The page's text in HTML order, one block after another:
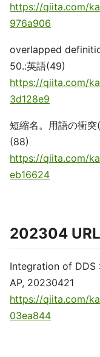
https://qiita.com/
976a906
overlapped
50.:英語(49)
https://qiita.com/
3d128e9
短縮名。用語の衝
(88)
https://qiita.com/
eb16624
202304
Integration of DDS
AP, 20230421
https://qiita.com/
03ea844